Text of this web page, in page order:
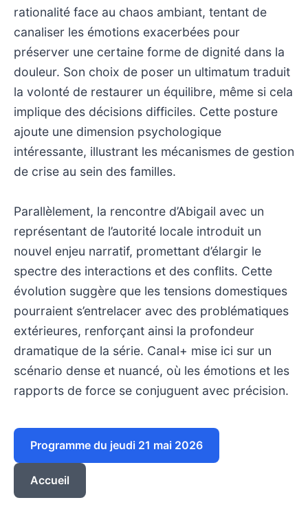
rationalité face au chaos ambiant, tentant de
canaliser les émotions exacerbées pour
préserver une certaine forme de dignité dans la
douleur. Son choix de poser un ultimatum traduit
la volonté de restaurer un équilibre, même si cela
implique des décisions difficiles. Cette posture
ajoute une dimension psychologique
intéressante, illustrant les mécanismes de gestion
de crise au sein des familles.
Parallèlement, la rencontre d’Abigail avec un
représentant de l’autorité locale introduit un
nouvel enjeu narratif, promettant d’élargir le
spectre des interactions et des conflits. Cette
évolution suggère que les tensions domestiques
pourraient s’entrelacer avec des problématiques
extérieures, renforçant ainsi la profondeur
dramatique de la série. Canal+ mise ici sur un
scénario dense et nuancé, où les émotions et les
rapports de force se conjuguent avec précision.
Programme du jeudi 21 mai 2026
Accueil